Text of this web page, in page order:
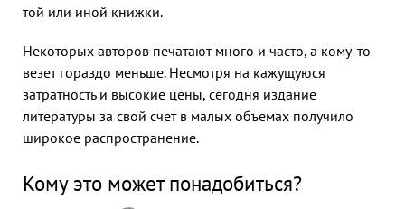
той или иной книжки.
Некоторых авторов печатают много и часто, а кому-то
везет гораздо меньше. Несмотря на кажущуюся
затратность и высокие цены, сегодня издание
литературы за свой счет в малых объемах получило
широкое распространение.
Кому это может понадобиться?